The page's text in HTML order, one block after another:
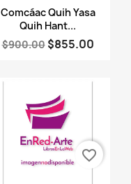
Vista rápida
Comcáac Quih Yasa
Quih Hant...
$900.00 $855.00
favorite_border